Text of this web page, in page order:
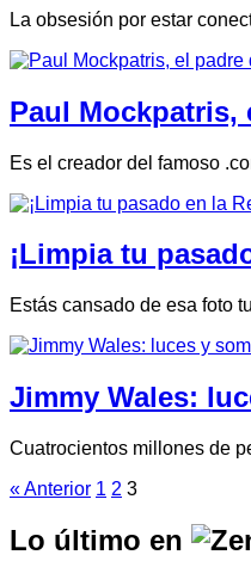
La obsesión por estar
Paul Mockpatris,
Es el creador del famoso
¡Limpia tu
Estás cansado de esa foto
Jimmy Wales:
Cuatrocientos millones de
« Anterior 1 2 3
Lo último en